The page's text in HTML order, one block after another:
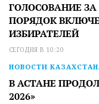
ГОЛОСОВАНИЕ
ПОРЯДОК
ИЗБИРАТЕЛЕЙ
СЕГОДНЯ В 10:20
НОВОСТИ
В АСТАНЕ
2026»